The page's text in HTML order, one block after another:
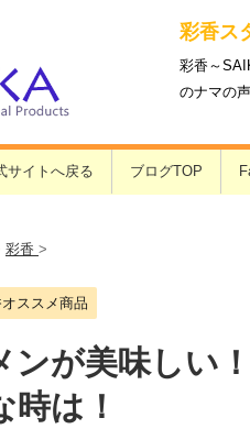
彩香ス
彩香～
のナマの
サイトへ戻る ブログTOP
彩香 >
ススメ商品
ンが美味しい
時は！